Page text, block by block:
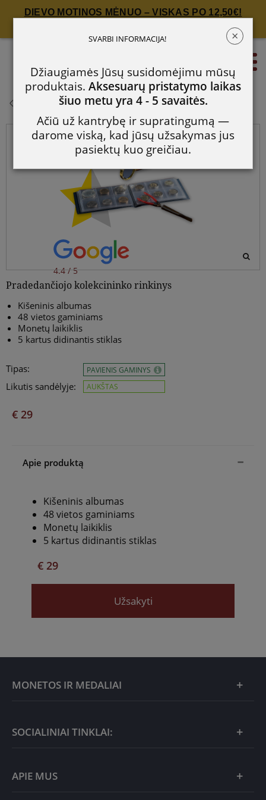
DIEVO MOTINOS MĖNUO – VISKAS PO 12,50€!
4.4 / 5
Pradedančiojo kolekcininko
rinkinys
Pradedančiojo kolekcininko rinkinys
Kišeninis albumas
48 vietos gaminiams
Monetų laikiklis
5 kartus didinantis stiklas
Tipas:
Likutis sandėlyje:
PAVIENIS GAMINYS
AUKŠTAS
€ 29
Apie produktą
Kišeninis albumas
48 vietos gaminiams
Monetų laikiklis
5 kartus didinantis stiklas
€ 29
Užsakyti
Pradedančiojo kolekcininko
MONETOS IR MEDALIAI
Mėnesio pasiūlymai
Nauja
SOCIALINIAI TINKLAI:
APIE MUS
×
SVARBI INFORMACIJA!
Džiaugiamės Jūsų susidomėjimu mūsų
produktais. Aksesuarų pristatymo laikas
šiuo metu yra 4 - 5 savaitės.
Ačiū už kantrybę ir supratingumą —
darome viską, kad jūsų užsakymas jus
pasiektų kuo greičiau.